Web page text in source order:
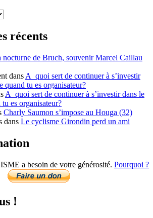
récents
nocturne de Bruch, souvenir Marcel Caillau
dans A quoi sert de continuer à s’investir
quand tu es organisateur?
A quoi sert de continuer à s’investir dans le
es organisateur?
Charly Saumon s’impose au Houga (32)
dans Le cyclisme Girondin perd un ami
a besoin de votre générosité. Pourquoi ?
!